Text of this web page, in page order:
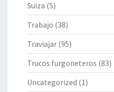
Suiza (5)
Trabajo (38)
Traviajar (95)
Trucos furgoneteros (83)
Uncategorized (1)